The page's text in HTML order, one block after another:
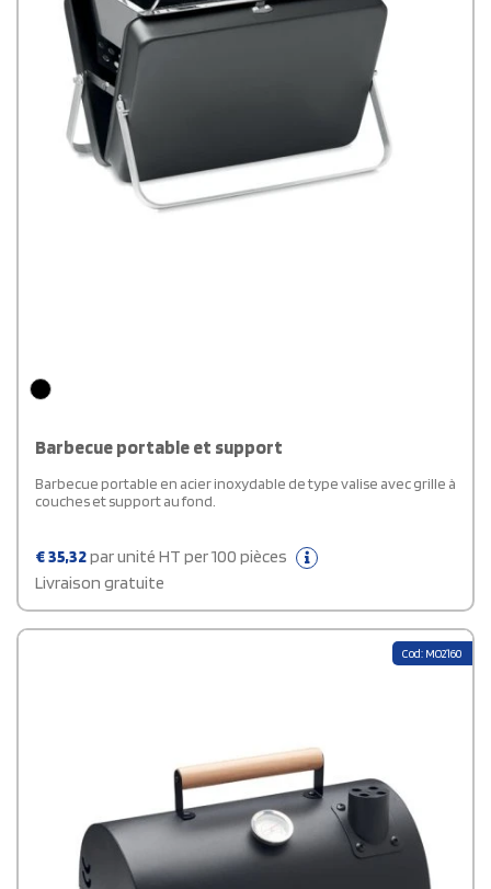
Barbecue portable et support
Barbecue portable en acier inoxydable de type valise avec grille à
couches et support au fond.
€35,32par unité HT per 100 pièces
Livraison gratuite
Cod: MO2160